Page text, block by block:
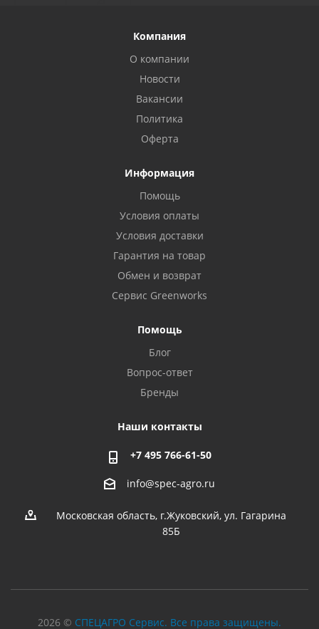
Компания
О компании
Новости
Вакансии
Политика
Оферта
Информация
Помощь
Условия оплаты
Условия доставки
Гарантия на товар
Обмен и возврат
Сервис Greenworks
Помощь
Блог
Вопрос-ответ
Бренды
Наши контакты
+7 495 766-61-50
info@spec-agro.ru
Московская область, г.Жуковский, ул. Гагарина
85Б
2026 © СПЕЦАГРО Сервис. Все права защищены.